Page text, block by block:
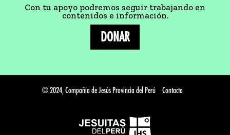
Con tu apoyo podremos seguir trabajando en
contenidos e información.
DONAR
© 2024, Compañía de Jesús Provincia del Perú Contacto